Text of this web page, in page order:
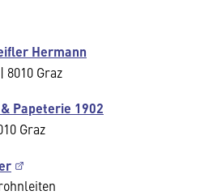
Hermann
Graz
Papeterie 1902
Graz